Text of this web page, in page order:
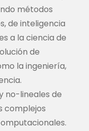
métodos
de inteligencia
a la ciencia de
de
la ingeniería,
no-lineales de
complejos